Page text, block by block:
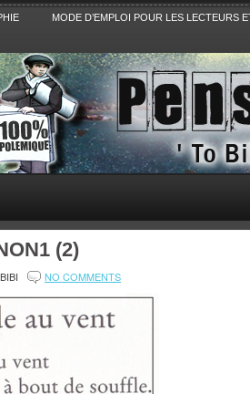
MODE D’EMPLOI POUR LES LECTEURS
la Culture, la Politique, le Sport,.
(2)
BIBI NO COMMENTS